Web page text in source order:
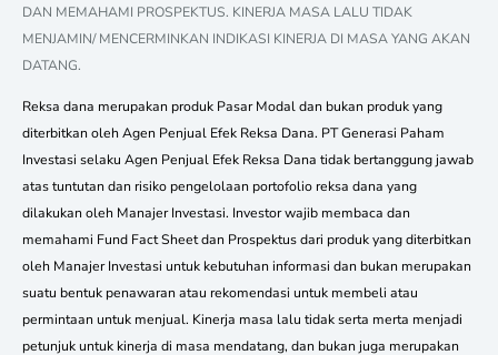
DAN MEMAHAMI PROSPEKTUS. KINERJA MASA LALU TIDAK
MENJAMIN/ MENCERMINKAN INDIKASI KINERJA DI MASA YANG AKAN
DATANG.
Reksa dana merupakan produk Pasar Modal dan bukan produk yang
diterbitkan oleh Agen Penjual Efek Reksa Dana. PT Generasi Paham
Investasi selaku Agen Penjual Efek Reksa Dana tidak bertanggung jawab
atas tuntutan dan risiko pengelolaan portofolio reksa dana yang
dilakukan oleh Manajer Investasi. Investor wajib membaca dan
memahami Fund Fact Sheet dan Prospektus dari produk yang diterbitkan
oleh Manajer Investasi untuk kebutuhan informasi dan bukan merupakan
suatu bentuk penawaran atau rekomendasi untuk membeli atau
permintaan untuk menjual. Kinerja masa lalu tidak serta merta menjadi
petunjuk untuk kinerja di masa mendatang, dan bukan juga merupakan